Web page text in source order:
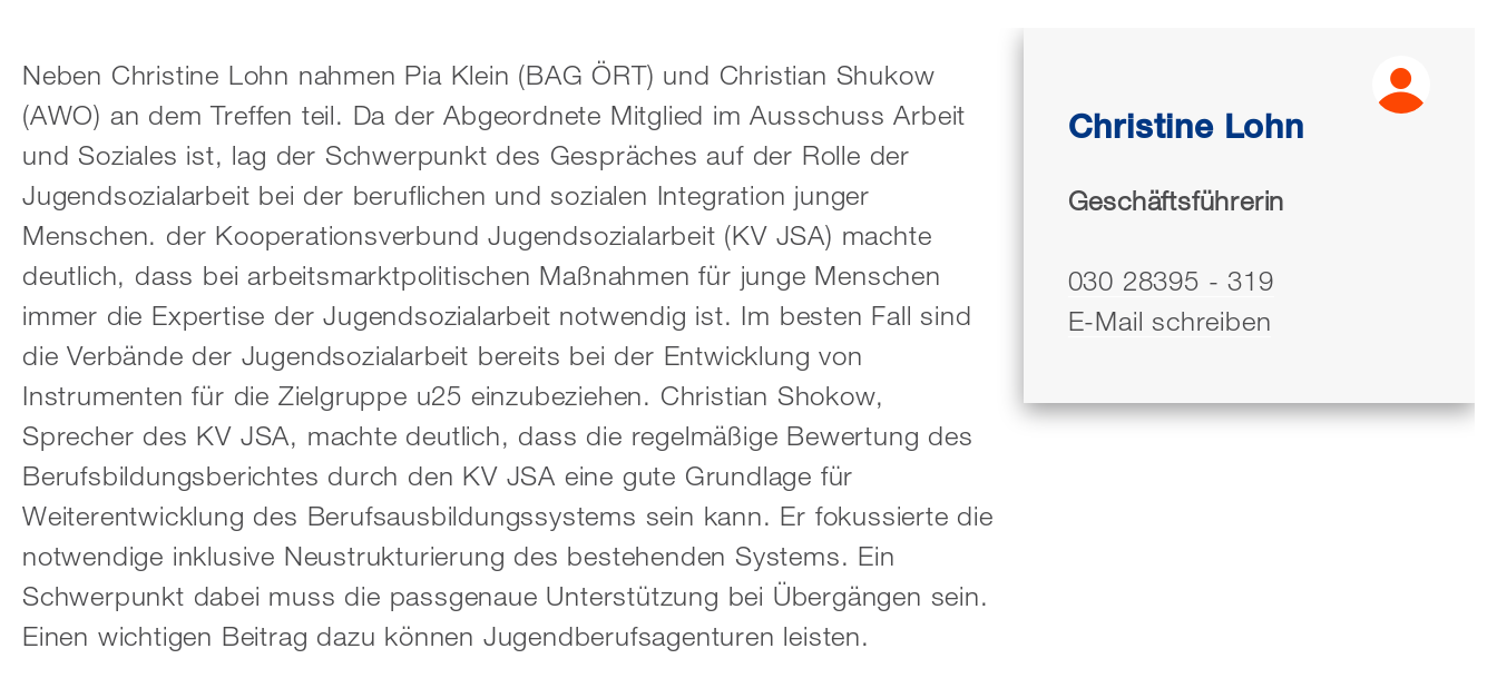
Neben Christine Lohn nahmen Pia Klein (BAG ÖRT) und Christian Shukow
(AWO) an dem Treffen teil. Da der Abgeordnete Mitglied im Ausschuss Arbeit
und Soziales ist, lag der Schwerpunkt des Gespräches auf der Rolle der
Jugendsozialarbeit bei der beruflichen und sozialen Integration junger
Menschen. der Kooperationsverbund Jugendsozialarbeit (KV JSA) machte
deutlich, dass bei arbeitsmarktpolitischen Maßnahmen für junge Menschen
immer die Expertise der Jugendsozialarbeit notwendig ist. Im besten Fall sind
die Verbände der Jugendsozialarbeit bereits bei der Entwicklung von
Instrumenten für die Zielgruppe u25 einzubeziehen. Christian Shokow,
Sprecher des KV JSA, machte deutlich, dass die regelmäßige Bewertung des
Berufsbildungsberichtes durch den KV JSA eine gute Grundlage für
Weiterentwicklung des Berufsausbildungssystems sein kann. Er fokussierte die
notwendige inklusive Neustrukturierung des bestehenden Systems. Ein
Schwerpunkt dabei muss die passgenaue Unterstützung bei Übergängen sein.
Einen wichtigen Beitrag dazu können Jugendberufsagenturen leisten.
Christine Lohn
Geschäftsführerin
030 28395 - 319
E-Mail schreiben